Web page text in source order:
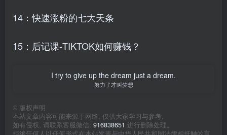
14：快速涨粉的七大天条
15：后记课-TIKTOK如何赚钱？
I try to give up the dream just a dream.
努力了才叫梦想
© 版权声明
本站文章内容可能来源于网络, 仅供大家学习与参考,
如有侵权, 请联系客服微信: 916838651 进行删除处理。